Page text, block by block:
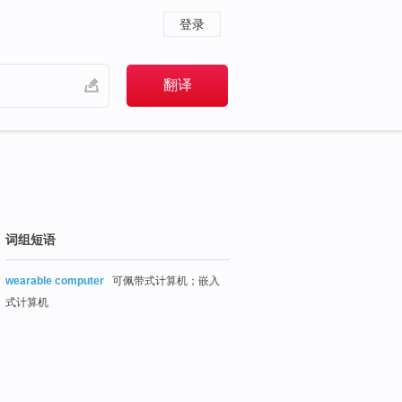
登录
词组短语
wearable computer
可佩带式计算机；嵌入
式计算机